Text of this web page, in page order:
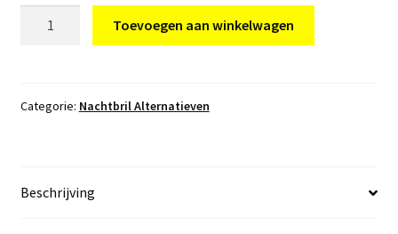
Toevoegen aan winkelwagen
Categorie: Nachtbril Alternatieven
Beschrijving